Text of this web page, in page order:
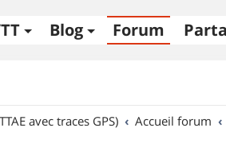
Blog Forum
avec traces GPS)
Accueil forum